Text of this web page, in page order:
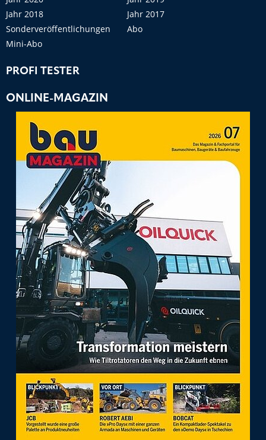
Jahr 2018
Jahr 2017
Sonderveröffentlichungen
Abo
Mini-Abo
PROFI TESTER
ONLINE-MAGAZIN